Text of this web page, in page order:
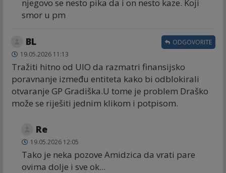
njegovo se nesto pika da i on nesto kaze. Koji
smor u pm
BL
19.05.2026 11:13
Tražiti hitno od UIO da razmatri finansijsko
poravnanje između entiteta kako bi odblokirali
otvaranje GP Gradiška.U tome je problem Draško
može se riješiti jednim klikom i potpisom.
ODGOVORITE
Re
19.05.2026 12:05
Tako je neka pozove Amidzica da vrati pare
ovima dolje i sve ok...